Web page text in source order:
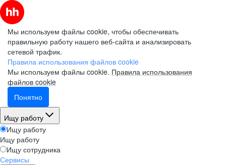
Мы используем файлы cookie, чтобы обеспечивать
правильную работу нашего веб-сайта и анализировать
сетевой трафик.
Правила использования файлов cookie
Мы используем файлы cookie. Правила использования
файлов cookie
Понятно
Ищу работу
Ищу работу
Ищу работу
Ищу сотрудника
Сервисы